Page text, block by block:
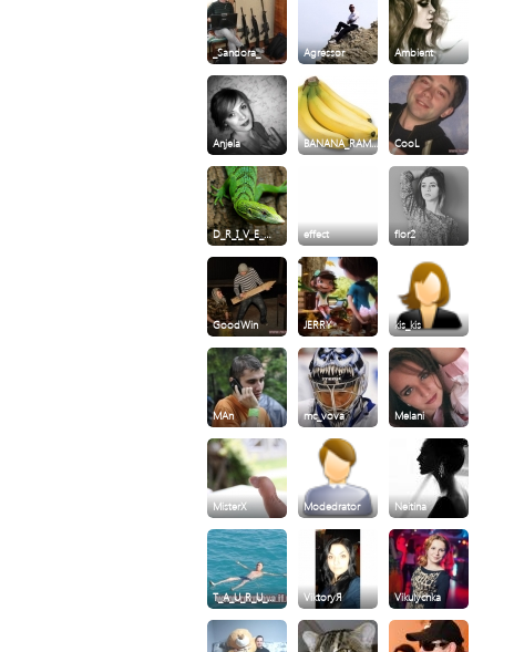
_Sandora_ Agressor Ambient
Anjela BANANA_RAM… CooL
D_R_I_V_E_… effect flor2
GoodWin JERRY kis_kis
MAn mc_vova Melani
MisterX Modedrator Neitina
T_A_U_R_U_… ViktoryЯ Vikulychka